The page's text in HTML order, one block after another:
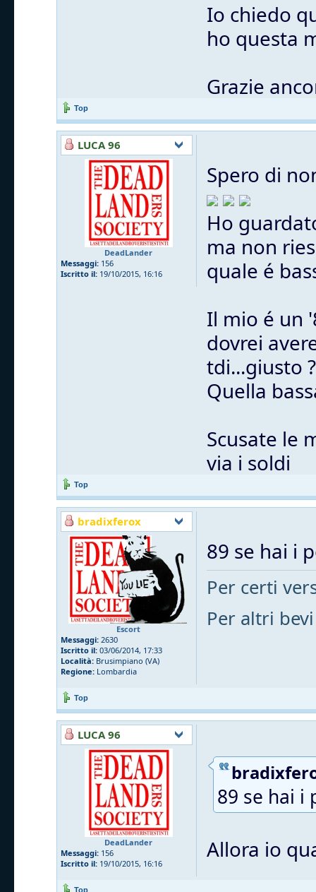
Io chiedo
ho questa
Grazie
Top
LUCA 96
DeadLander
Messaggi: 156
Iscritto il: 19/10/2015, 16:16
Spero di
Ho
ma non
quale é
Il mio é un
dovrei
tdi...giusto ?
Quella
Scusate le
via i soldi
Top
bradixferox
Escort
Messaggi: 2630
Iscritto il: 03/06/2014, 17:33
Località: Brusimpiano (VA)
Regione: Lombardia
89 se hai i
Per certi
Per altri bevi
Top
LUCA 96
DeadLander
Messaggi: 156
Iscritto il: 19/10/2015, 16:16
89 se hai i
Allora io
Top